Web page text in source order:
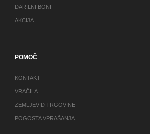
DARILNI BONI
AKCIJA
POMOČ
KONTAKT
VRAČILA
ZEMLJEVID TRGOVINE
POGOSTA VPRAŠANJA